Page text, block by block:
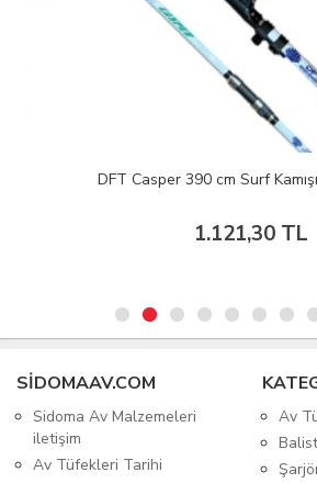
DFT Casper 390 cm Surf
1.121,30 TL
SIDOMAAV.COM
Sidoma Av Malzemeleri
iletişim
Av Tüfekleri Tarihi
Av